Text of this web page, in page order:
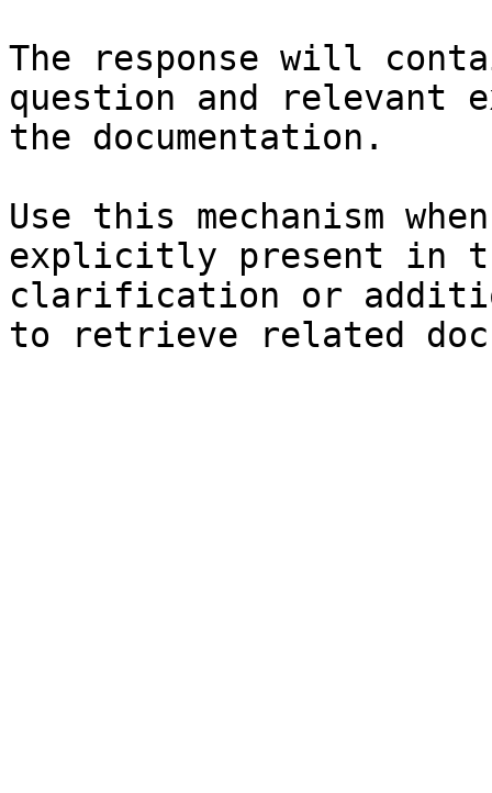
The response will
question and relevant
the documentation.
Use this mechanism
explicitly present in
clarification or